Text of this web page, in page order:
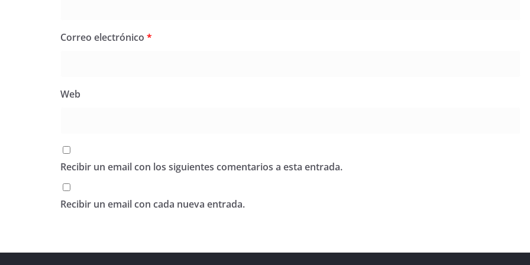
Correo electrónico *
Web
Recibir un email con los siguientes comentarios a esta entrada.
Recibir un email con cada nueva entrada.